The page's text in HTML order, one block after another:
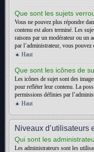
Que sont les sujets
Vous ne pouvez plus répondre
contenu est alors terminé. Les
raisons par un modérateur ou un
par l’administrateur, vous
Haut
Que sont les icônes de
Les icônes de sujet sont des
pour refléter leur contenu. La
permissions définies par
Haut
Niveaux d’utilisateurs
Qui sont les
Les administrateurs sont les